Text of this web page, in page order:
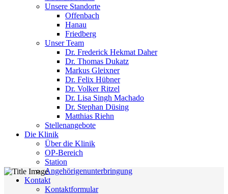
Unsere Standorte
Offenbach
Hanau
Friedberg
Unser Team
Dr. Frederick Hekmat Daher
Dr. Thomas Dukatz
Markus Gleixner
Dr. Felix Hübner
Dr. Volker Ritzel
Dr. Lisa Singh Machado
Dr. Stephan Düsing
Matthias Riehn
Stellenangebote
Die Klinik
Über die Klinik
OP-Bereich
Station
Angehörigenunterbringung
Kontakt
Kontaktformular